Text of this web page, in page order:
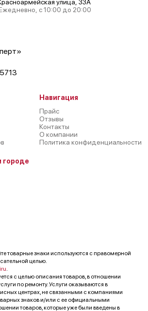
улица, 33А
с 10:00 до 20:00
городе
Навигация
Прайс
Отзывы
Контакты
О компании
Политика конфиденциальности
товарные знаки используются с правомерной
целью.
iru
с целью описания товаров, в отношении
по ремонту. Услуги оказываются в
центрах, не связанными с компаниями
знаков и/или с ее официальными
товаров, которые уже были введены в